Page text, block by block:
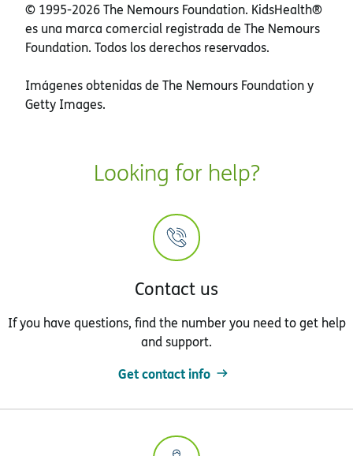
© 1995-2026 The Nemours Foundation. KidsHealth®
es una marca comercial registrada de The Nemours
Foundation. Todos los derechos reservados.
Imágenes obtenidas de The Nemours Foundation y
Getty Images.
Looking for help?
Contact us
If you have questions, find the number you need to get help
and support.
Get contact info